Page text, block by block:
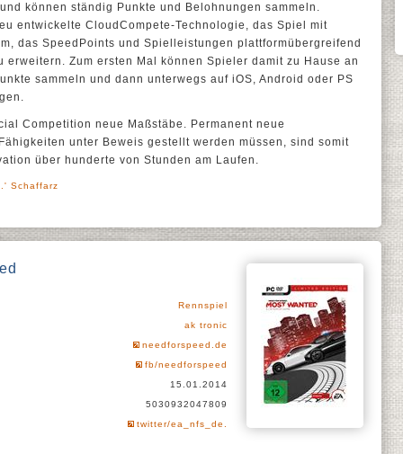
können ständig Punkte und Belohnungen sammeln.
entwickelte CloudCompete-Technologie, das Spiel mit
das SpeedPoints und Spielleistungen plattformübergreifend
Zum ersten Mal können Spieler damit zu Hause an
sammeln und dann unterwegs auf iOS, Android oder PS
Competition neue Maßstäbe. Permanent neue
unter Beweis gestellt werden müssen, sind somit
über hunderte von Stunden am Laufen.
Schaffarz
Rennspiel
ak tronic
needforspeed.de
fb/needforspeed
15.01.2014
5030932047809
twitter/ea_nfs_de.